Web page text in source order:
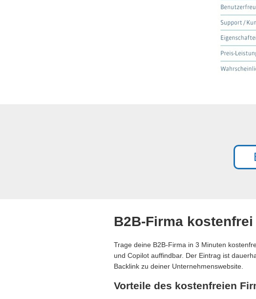
B2B-Firma
Trage deine B2B-Firma in 3 Minuten
und Copilot auffindbar. Der Eintrag ist
Backlink zu deiner Unternehmenswebsite.
Vorteile des kostenfreien